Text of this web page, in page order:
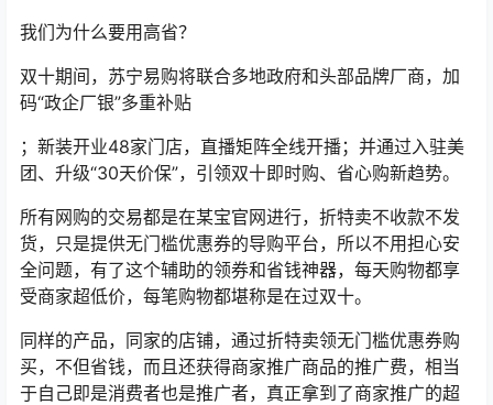
我们为什么要用高省？
双十期间，苏宁易购将联合多地政府和头部品牌厂商，加
码“政企厂银”多重补贴
；新装开业48家门店，直播矩阵全线开播；并通过入驻美
团、升级“30天价保”，引领双十即时购、省心购新趋势。
所有网购的交易都是在某宝官网进行，折特卖不收款不发
货，只是提供无门槛优惠券的导购平台，所以不用担心安
全问题，有了这个辅助的领券和省钱神器，每天购物都享
受商家超低价，每笔购物都堪称是在过双十。
同样的产品，同家的店铺，通过折特卖领无门槛优惠券购
买，不但省钱，而且还获得商家推广商品的推广费，相当
于自己即是消费者也是推广者，真正拿到了商家推广的超